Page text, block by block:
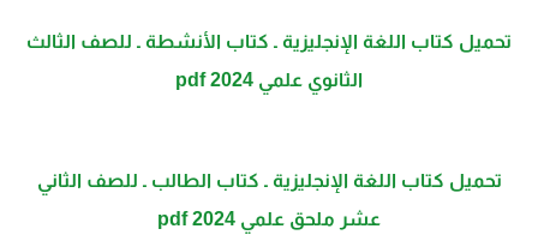
تحميل كتاب اللغة الإنجليزية ـ كتاب الأنشطة ـ للصف الثالث
الثانوي علمي 2024 pdf
تحميل كتاب اللغة الإنجليزية ـ كتاب الطالب ـ للصف الثاني
عشر ملحق علمي 2024 pdf